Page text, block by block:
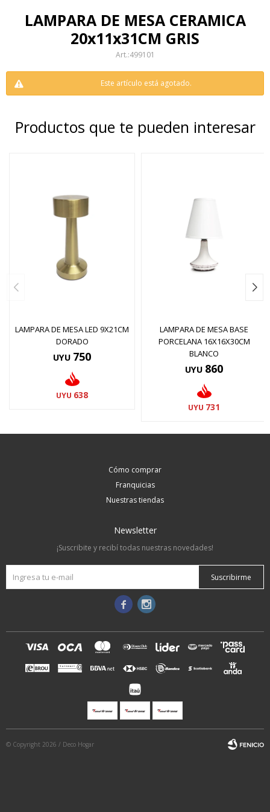
LAMPARA DE MESA CERAMICA
20x11x31CM GRIS
499101
Este artículo está agotado.
Productos que te pueden interesar
LAMPARA DE MESA LED 9X21CM
DORADO
UYU 750
UYU 638
LAMPARA DE MESA BASE
PORCELANA 16X16X30CM
BLANCO
UYU 860
UYU 731
Cómo comprar
Franquicias
Nuestras tiendas
Newsletter
¡Suscribite y recibí todas nuestras novedades!
Suscribirme
 
© Copyright 2026 / Deco Hogar